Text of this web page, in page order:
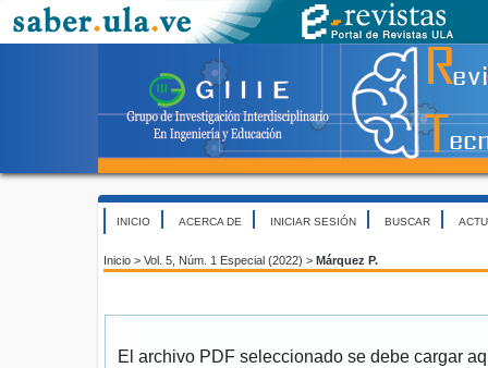
INICIO ACERCA DE INICIAR SESIÓN BUSCAR
Inicio > Vol. 5, Núm. 1 Especial (2022) > Márquez P.
El archivo PDF seleccionado se debe cargar